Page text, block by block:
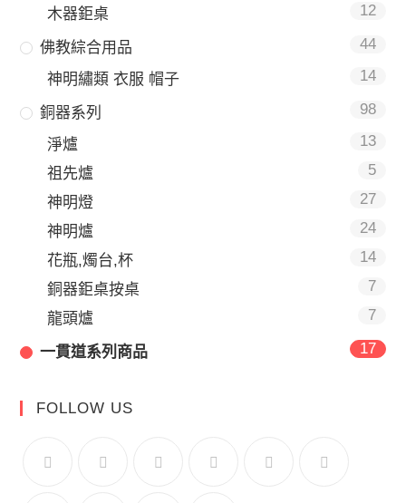
木器鉅桌
12
佛教綜合用品 44
神明繡類 衣服 帽子 14
銅器系列 98
淨爐
13
祖先爐
5
神明燈
27
神明爐
24
花瓶,燭台,杯
14
銅器鉅桌按桌
7
龍頭爐
7
一貫道系列商品 17
FOLLOW US